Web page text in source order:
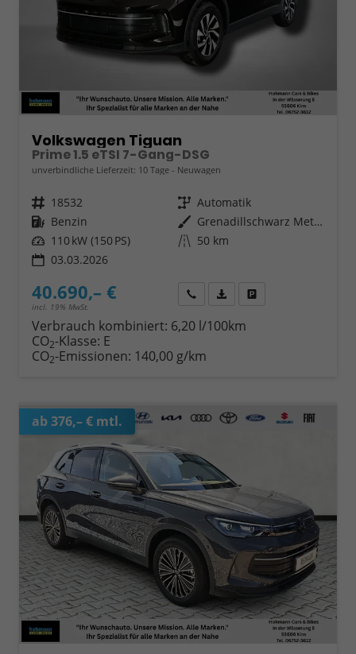
Volkswagen Tiguan
Prime 1.5 eTSI 7-Gang-DSG
unverbindliche Lieferzeit: 10 Tage Neuwagen
Fahrzeugnr. 18532 Getriebe Automatik
Kraftstoff Benzin Außenfarbe
Grenadillschwarz Metallic
Leistung 110 kW (150 PS) Kilometerstand 50 km
03.03.2026
40.690,– €
incl. 19% MwSt.
Wir rufen Sie anFahrzeugexposé (PDF)
Verbrauch kombiniert: 6,20 l/100km
CO2-Klasse: E
CO2-Emissionen: 140,00 g/km
ab 376,– € mtl.